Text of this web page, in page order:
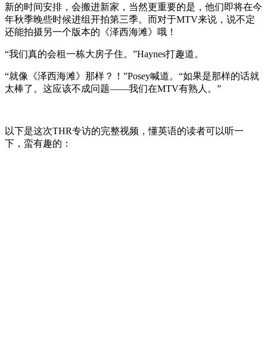
新的时间安排，会搬进新家，当然更重要的是，他们即将在今
年秋季晚些时候进组开拍第三季。而对于MTV来说，说不定
还能拍摄另一个版本的《泽西海滩》哦！
“我们真的会租一栋大房子住。”Haynes打趣道。
“就像《泽西海滩》那样？！”Posey喊道。“如果是那样的话就
太棒了。这应该不成问题——我们在MTV有熟人。”
以下是这次THR专访的完整视频，懂英语的读者可以听一
下，蛮有趣的：